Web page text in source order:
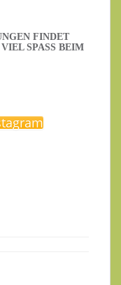
FINDET
SPASS BEIM S